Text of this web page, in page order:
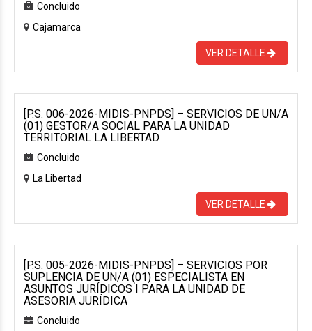
Concluido
Cajamarca
VER DETALLE
[P.S. 006-2026-MIDIS-PNPDS] – SERVICIOS DE UN/A
(01) GESTOR/A SOCIAL PARA LA UNIDAD
TERRITORIAL LA LIBERTAD
Concluido
La Libertad
VER DETALLE
[P.S. 005-2026-MIDIS-PNPDS] – SERVICIOS POR
SUPLENCIA DE UN/A (01) ESPECIALISTA EN
ASUNTOS JURÍDICOS I PARA LA UNIDAD DE
ASESORIA JURÍDICA
Concluido